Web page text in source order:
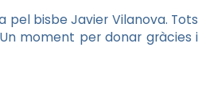
pel bisbe Javier Vilanova. Tots
moment per donar gràcies i